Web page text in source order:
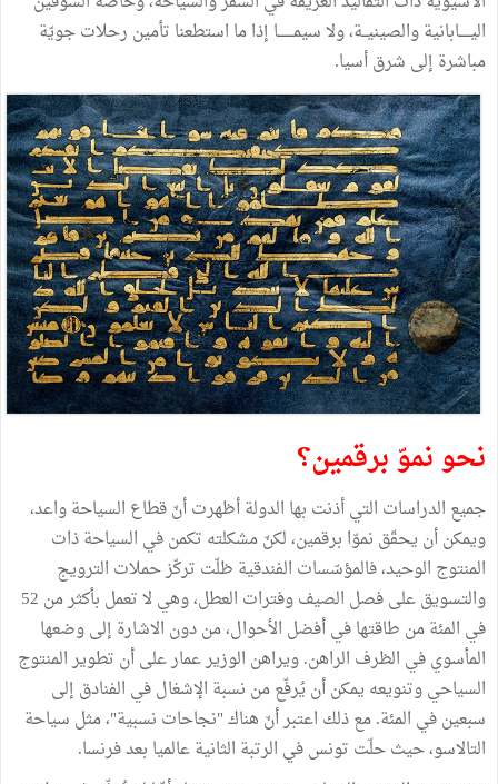
اليـــــابانية والصينيــة، ولا سيمـــــــا إذا ما استطعنا تأمين رحلات جويّة
مباشرة إلى شرق أسيا.
نحو نموّ برقمين؟
جميع الدراسات التي أذنت بها الدولة أظهرت أنّ قطاع السياحة واعد،
ويمكن أن يحقّق نموّا برقمين، لكنّ مشكلته تكمن في السياحة ذات
المنتوج الوحيد، فالمؤسّسات الفندقية ظلّت تركّز حملات الترويج
والتسويق على فصل الصيف وفترات العطل، وهي لا تعمل بأكثر من 52
في المئة من طاقتها في أفضل الأحوال، من دون الاشارة إلى وضعها
المأسوي في الظرف الراهن. ويراهن الوزير عمار على أن تطوير المنتوج
السياحي وتنويعه يمكن أن يُرفّع من نسبة الإشغال في الفنادق إلى
سبعين في المئة. مع ذلك اعتبر أنّ هناك "نجاحات نسبية"، مثل سياحة
التالاسو، حيث حلّت تونس في الرتبة الثانية عالميا بعد فرنسا.